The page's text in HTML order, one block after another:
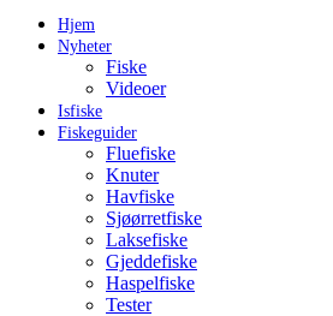
Hjem
Nyheter
Fiske
Videoer
Isfiske
Fiskeguider
Fluefiske
Knuter
Havfiske
Sjøørretfiske
Laksefiske
Gjeddefiske
Haspelfiske
Tester